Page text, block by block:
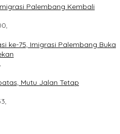
Palembang Kembali
ke-75, Imigrasi Palembang Buka
Mutu Jalan Tetap